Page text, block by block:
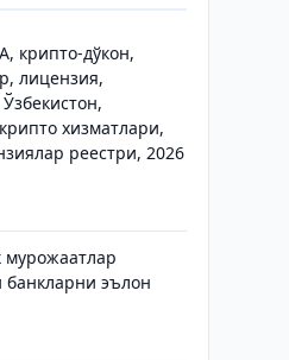
крипто-дўкон,
лицензия,
хизматлари,
реестри, 2026
эълон